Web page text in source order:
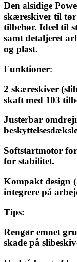
Den alsidige
skæreskiver til tør
tilbehør. Ideel til
samt detaljeret
og plast.
Funktioner:
2 skæreskiver
skaft med 103
Justerbar
Softstartmotor
for stabilitet.
Kompakt design
integrere på
Tips:
Rengør emnet
skade på